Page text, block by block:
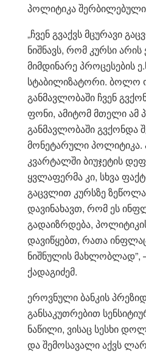
პოლიტიკა
„ჩვენ გვაქვს მცურავი
ნიშნავს, რომ კურსი არის
მიმდინარე პროცესების
სტაბილიზატორი. ბოლო
განმავლობაში ჩვენ
ფონი, ამიტომ მთელი ამ
განმავლობაში გვქონდა
მონეტარული პოლიტიკა.
კვარტალში ბიუჯეტის
ყვლაფერმა კი, სხვა
გაცვლით კურსზე ზეწოლა
დავინახავთ, რომ ეს
გადაიზრდება,
დავიწყებთ, რათა
ნიშნულის მახლობლად”,
ქადაგიძემ.
ეროვნული ბანკის
განსაკუთრებით
ნაწილი, ვისაც სესხი
და შემოსავალი აქვს